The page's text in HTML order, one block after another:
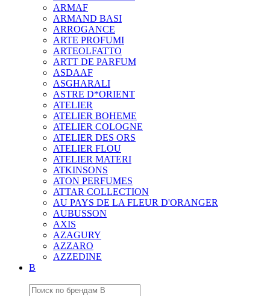
ARMAF
ARMAND BASI
ARROGANCE
ARTE PROFUMI
ARTEOLFATTO
ARTT DE PARFUM
ASDAAF
ASGHARALI
ASTRE D*ORIENT
ATELIER
ATELIER BOHEME
ATELIER COLOGNE
ATELIER DES ORS
ATELIER FLOU
ATELIER MATERI
ATKINSONS
ATON PERFUMES
ATTAR COLLECTION
AU PAYS DE LA FLEUR D'ORANGER
AUBUSSON
AXIS
AZAGURY
AZZARO
AZZEDINE
B